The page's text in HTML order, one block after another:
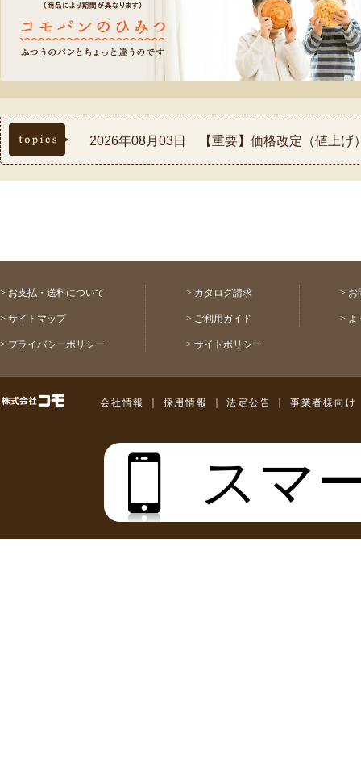
topics
2026年08月03日 【重要】価格改定（値上げ
2026年07月30日 【重要】熊本県熊本地方を
2026年07月17日 ◆お盆休み中の配送スケジ
> お支払・送料について
> サイトマップ
> プライバシーポリシー
> カタログ請求
> ご利用ガイド
> サイトポリシー
> お
> よ
株式会社コモ
会社情報 採用情報 ｜法定公告 事業者様向け
スマ